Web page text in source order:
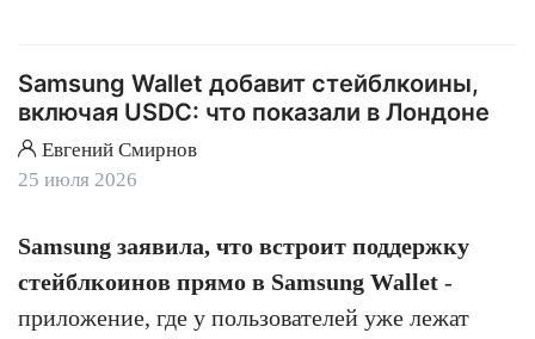
Samsung Wallet добавит стейблкоины,
включая USDC: что показали в Лондоне
Евгений Смирнов
25 июля 2026
Samsung заявила, что встроит поддержку
стейблкоинов прямо в Samsung Wallet -
приложение, где у пользователей уже лежат